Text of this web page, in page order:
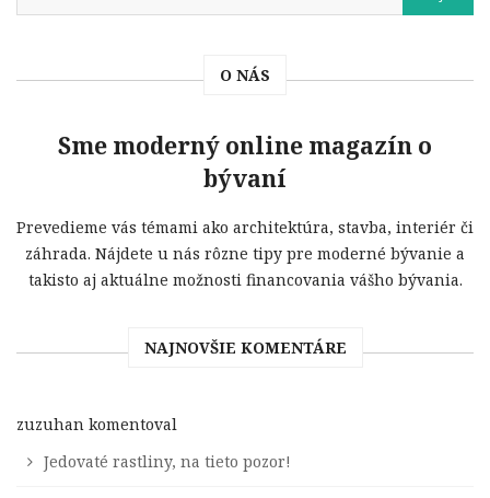
O NÁS
Sme moderný online magazín o
bývaní
Prevedieme vás témami ako architektúra, stavba, interiér či
záhrada. Nájdete u nás rôzne tipy pre moderné bývanie a
takisto aj aktuálne možnosti financovania vášho bývania.
NAJNOVŠIE KOMENTÁRE
zuzuhan komentoval
Jedovaté rastliny, na tieto pozor!